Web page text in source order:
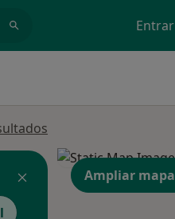
Entrar
Ampliar mapa